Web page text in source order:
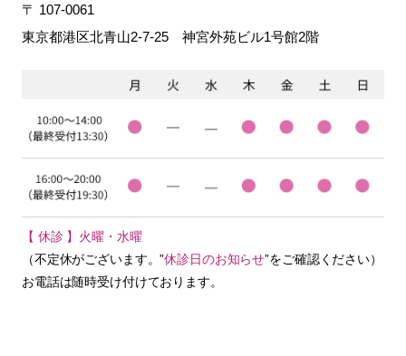
〒 107-0061
東京都港区北青山2-7-25 神宮外苑ビル1号館2階
【 休診 】火曜・水曜
（不定休がございます。”休診日のお知らせ”をご確認ください）
お電話は随時受け付けております。